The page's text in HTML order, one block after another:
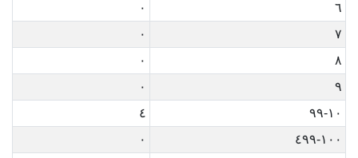
٦
٠
٧
٠
٨
٠
٩
٠
١٠-٩٩
٤
١٠٠-٤٩٩
٠